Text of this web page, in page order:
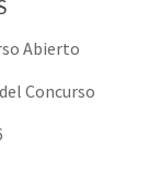
Abierto
Concurso